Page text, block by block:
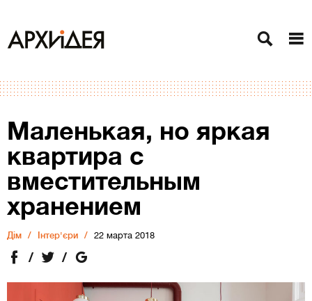
Маленькая, но яркая
квартира с
вместительным
хранением
Дiм Інтер'єри 22 марта 2018